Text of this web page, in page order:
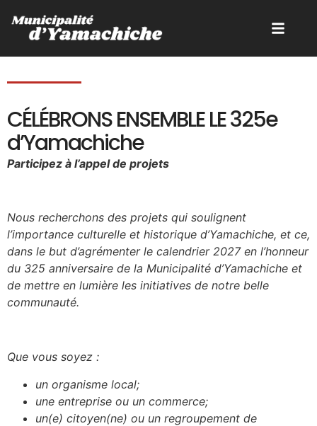
CÉLÉBRONS ENSEMBLE LE 325e
d’Yamachiche
Participez à l’appel de projets
Nous recherchons des projets qui soulignent
l’importance culturelle et historique d’Yamachiche, et ce,
dans le but d’agrémenter le calendrier 2027 en l’honneur
du 325 anniversaire de la Municipalité d’Yamachiche et
de mettre en lumière les initiatives de notre belle
communauté.
Que vous soyez :
un organisme local;
une entreprise ou un commerce;
un(e) citoyen(ne) ou un regroupement de